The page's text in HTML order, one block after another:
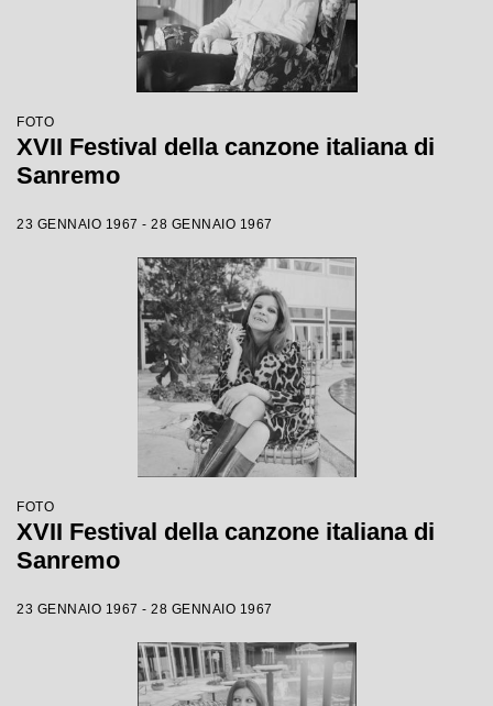
FOTO
XVII Festival della canzone italiana di
Sanremo
23 GENNAIO 1967 - 28 GENNAIO 1967
FOTO
XVII Festival della canzone italiana di
Sanremo
23 GENNAIO 1967 - 28 GENNAIO 1967